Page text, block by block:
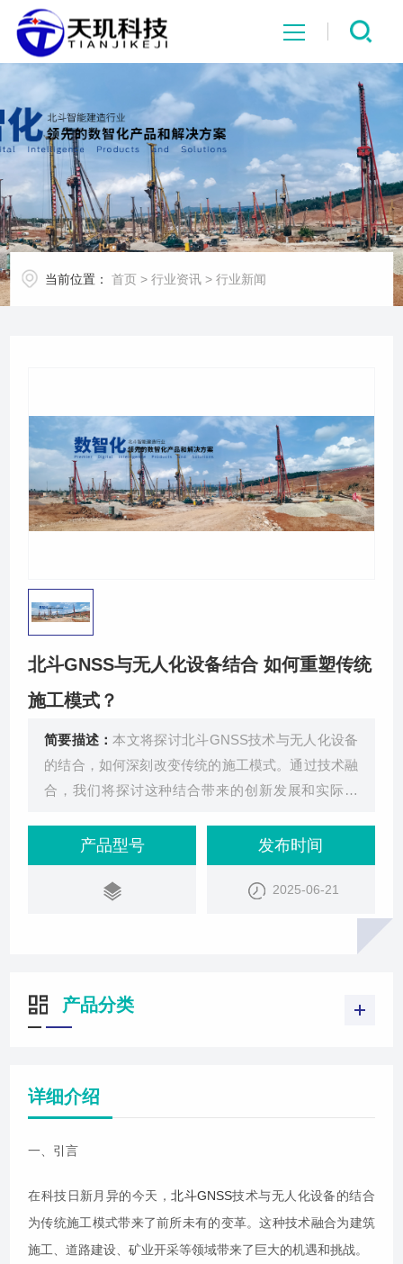
网站首页
系统中心
解决方案
项目案例
关于我们
当前位置： 首页 >行业资讯 >行业新闻
北斗GNSS与无人化设备结合 如何重塑传统
施工模式？
简要描述：本文将探讨北斗GNSS技术与无人化设备
的结合，如何深刻改变传统的施工模式。通过技术融
合，我们将探讨这种结合带来的创新发展和实际应
产品型号 发布时间
2025-06-21
产品分类
详细介绍
一、引言
在科技日新月异的今天，北斗GNSS技术与无人化设备的结合
为传统施工模式带来了前所未有的变革。这种技术融合为建筑
施工、道路建设、矿业开采等领域带来了巨大的机遇和挑战。